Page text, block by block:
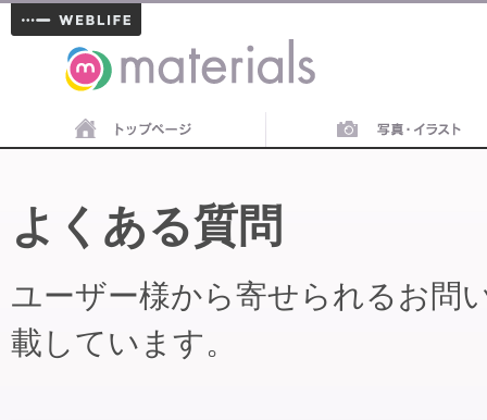
materials
よくある質問
ユーザー様から寄せられるお問
載しています。